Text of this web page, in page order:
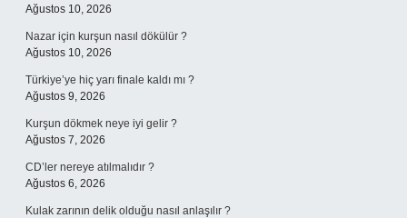
Ağustos 10, 2026
Nazar için kurşun nasıl dökülür ?
Ağustos 10, 2026
Türkiye’ye hiç yarı finale kaldı mı ?
Ağustos 9, 2026
Kurşun dökmek neye iyi gelir ?
Ağustos 7, 2026
CD’ler nereye atılmalıdır ?
Ağustos 6, 2026
Kulak zarının delik olduğu nasıl anlaşılır ?